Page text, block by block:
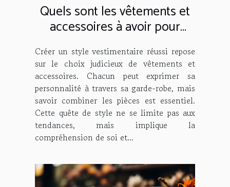
Quels sont les vêtements et
accessoires à avoir pour
créer un bon style simple ?
Créer un style vestimentaire réussi repose
sur le choix judicieux de vêtements et
accessoires. Chacun peut exprimer sa
personnalité à travers sa garde-robe, mais
savoir combiner les pièces est essentiel.
Cette quête de style ne se limite pas aux
tendances, mais implique la
compréhension de soi et...